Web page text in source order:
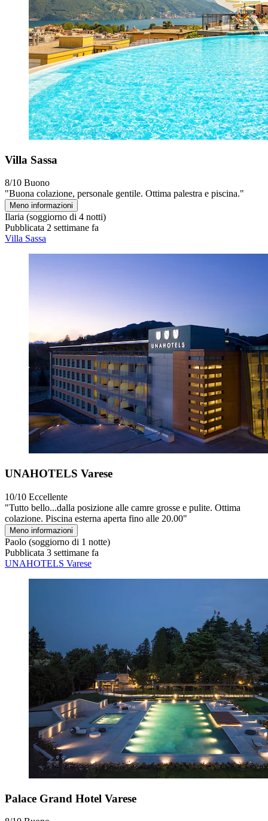
Villa Sassa
8/10 Buono
"Buona colazione, personale gentile. Ottima palestra e piscina."
Meno informazioni
Ilaria (soggiorno di 4 notti)
Pubblicata 2 settimane fa
Villa Sassa
UNAHOTELS Varese
10/10 Eccellente
"Tutto bello...dalla posizione alle camre grosse e pulite. Ottima
colazione. Piscina esterna aperta fino alle 20.00"
Meno informazioni
Paolo (soggiorno di 1 notte)
Pubblicata 3 settimane fa
UNAHOTELS Varese
Palace Grand Hotel Varese